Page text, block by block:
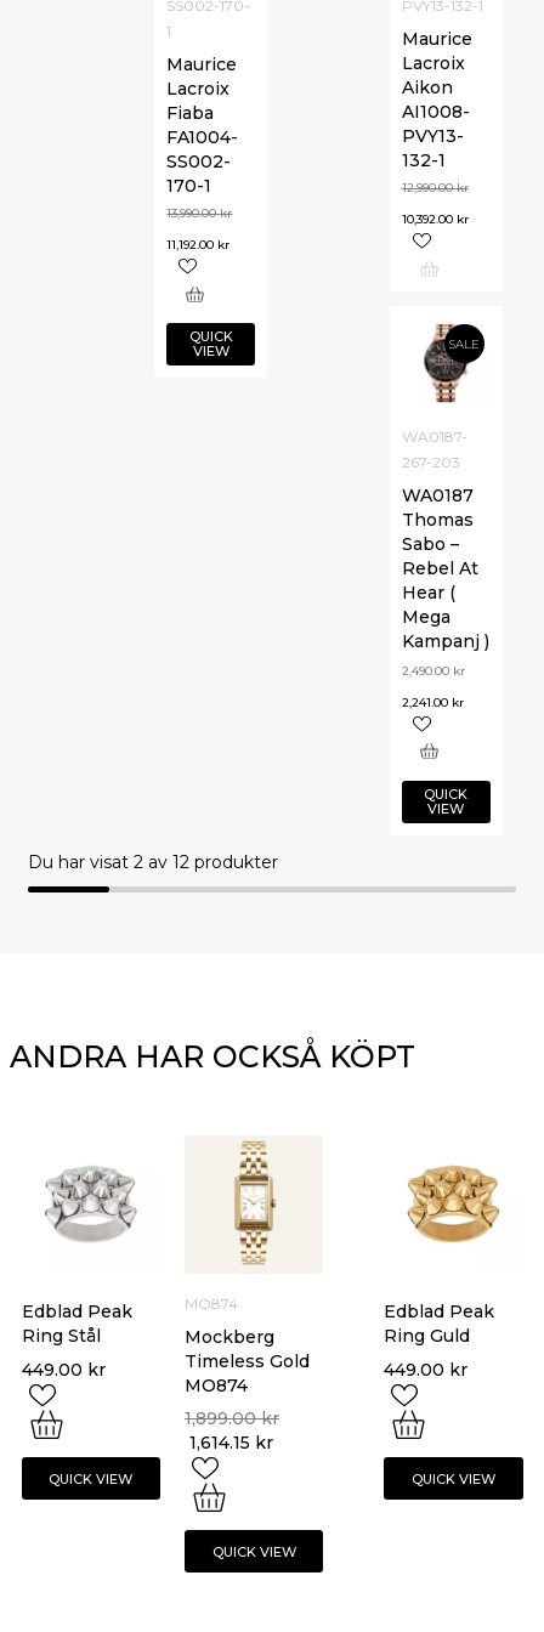
PVY13-132-1
Maurice
Lacroix
Aikon
AI1008-
PVY13-
132-1
12,990.00kr
10,392.00 kr
SS002-170-
1
Maurice
Lacroix
Fiaba
FA1004-
SS002-
170-1
13,990.00kr
11,192.00 kr
QUICK
VIEW
SALE
WA0187-
267-203
WA0187
Thomas
Sabo –
Rebel At
Hear (
Mega
Kampanj )
2,490.00 kr
2,241.00 kr
QUICK
VIEW
Du har visat 2 av 12 produkter
ANDRA HAR OCKSÅ KÖPT
Edblad Peak
Ring Stål
449.00 kr
QUICK VIEW
Edblad Peak
Ring Guld
449.00 kr
QUICK VIEW
MO874
Mockberg
Timeless Gold
MO874
1,899.00kr
1,614.15 kr
QUICK VIEW